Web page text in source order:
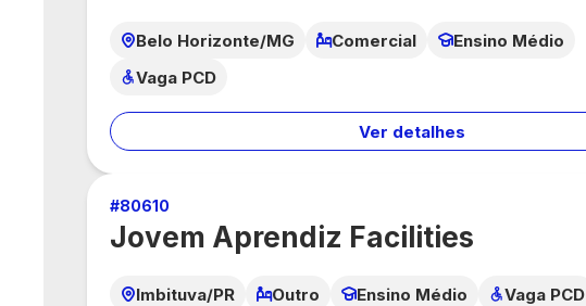
Belo Horizonte/MG Comercial
Ensino Médio
Vaga PCD
Ver detalhes
#80610
Jovem Aprendiz Facilities
Imbituva/PR Outro Ensino Médio Vaga PCD